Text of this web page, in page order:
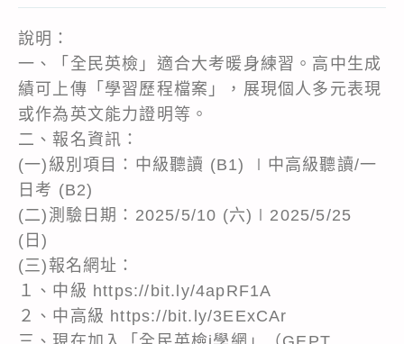
說明：
一、「全民英檢」適合大考暖身練習。高中生成
績可上傳「學習歷程檔案」，展現個人多元表現
或作為英文能力證明等。
二、報名資訊：
(一)級別項目：中級聽讀 (B1) ∣中高級聽讀/一
日考 (B2)
(二)測驗日期：2025/5/10 (六)∣2025/5/25
(日)
(三)報名網址：
１、中級 https://bit.ly/4apRF1A
２、中高級 https://bit.ly/3EExCAr